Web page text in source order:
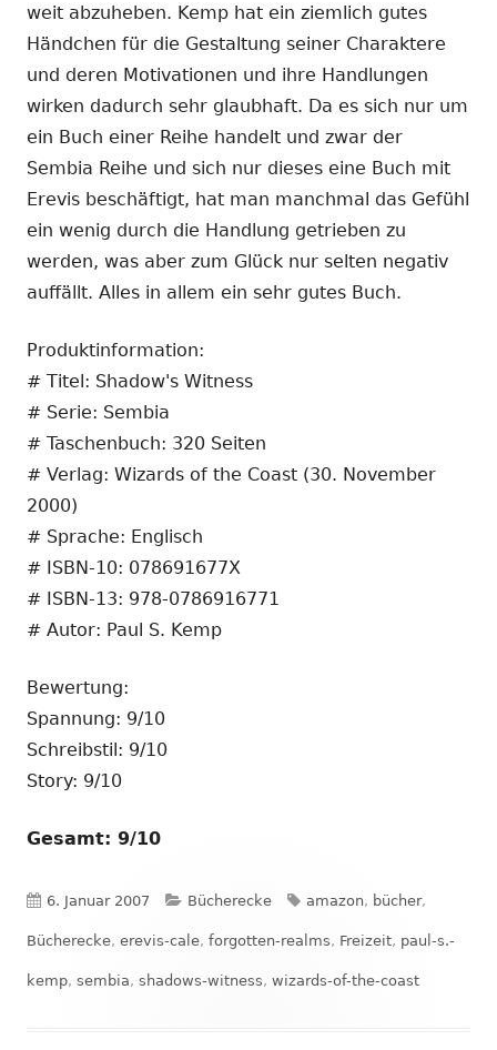
weit abzuheben. Kemp hat ein ziemlich gutes
Händchen für die Gestaltung seiner Charaktere
und deren Motivationen und ihre Handlungen
wirken dadurch sehr glaubhaft. Da es sich nur um
ein Buch einer Reihe handelt und zwar der
Sembia Reihe und sich nur dieses eine Buch mit
Erevis beschäftigt, hat man manchmal das Gefühl
ein wenig durch die Handlung getrieben zu
werden, was aber zum Glück nur selten negativ
auffällt. Alles in allem ein sehr gutes Buch.
Produktinformation:
# Titel: Shadow's Witness
# Serie: Sembia
# Taschenbuch: 320 Seiten
# Verlag: Wizards of the Coast (30. November
2000)
# Sprache: Englisch
# ISBN-10: 078691677X
# ISBN-13: 978-0786916771
# Autor: Paul S. Kemp
Bewertung:
Spannung: 9/10
Schreibstil: 9/10
Story: 9/10
Gesamt: 9/10
Veröffentlicht
am
6. Januar 2007 Kategorien
Bücherecke Schlagwörter
amazon, bücher,
Bücherecke, erevis-cale, forgotten-realms, Freizeit, paul-s.-
kemp, sembia, shadows-witness, wizards-of-the-coast